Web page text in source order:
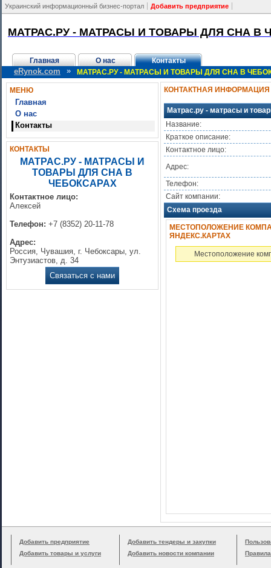
Украинский информационный бизнес-портал Добавить предприятие
МАТРАС.РУ - МАТРАСЫ И ТОВАРЫ ДЛЯ СНА В
Главная О нас Контакты
eRynok.com » МАТРАС.РУ - МАТРАСЫ И ТОВАРЫ ДЛЯ СНА В
МЕНЮ
Главная
О нас
Контакты
КОНТАКТЫ
МАТРАС.РУ - МАТРАСЫ И
ТОВАРЫ ДЛЯ СНА В
ЧЕБОКСАРАХ
Контактное лицо:
Алексей
Телефон: +7 (8352) 20-11-78
Адрес:
Россия, Чувашия, г. Чебоксары, ул.
Энтузиастов, д. 34
Связаться с нами
КОНТАКТНАЯ ИНФОРМАЦИЯ
Матрас.ру - матрасы и
Название:
Краткое описание:
Контактное лицо:
Адрес:
Телефон:
Сайт компании:
Схема проезда
МЕСТОПОЛОЖЕНИЕ
ЯНДЕКС.КАРТАХ
Местоположение
Добавить предприятие
Добавить товары и услуги
Добавить тендеры и закупки
Добавить новости компании